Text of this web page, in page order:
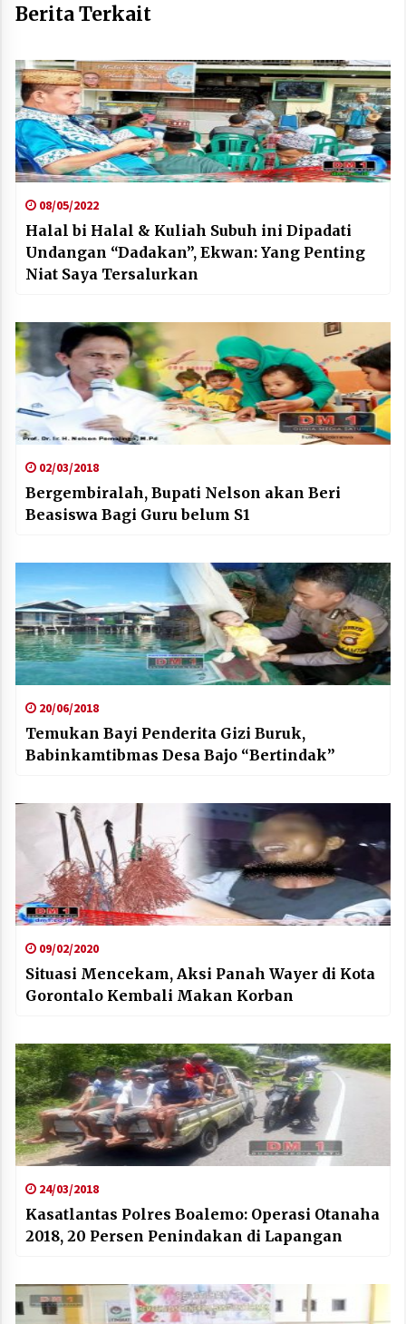
Berita Terkait
08/05/2022
Halal bi Halal & Kuliah Subuh ini Dipadati
Undangan “Dadakan”, Ekwan: Yang Penting
Niat Saya Tersalurkan
02/03/2018
Bergembiralah, Bupati Nelson akan Beri
Beasiswa Bagi Guru belum S1
20/06/2018
Temukan Bayi Penderita Gizi Buruk,
Babinkamtibmas Desa Bajo “Bertindak”
09/02/2020
Situasi Mencekam, Aksi Panah Wayer di Kota
Gorontalo Kembali Makan Korban
24/03/2018
Kasatlantas Polres Boalemo: Operasi Otanaha
2018, 20 Persen Penindakan di Lapangan